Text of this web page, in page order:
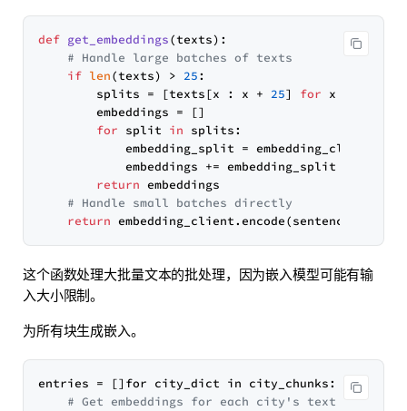
def get_embeddings(texts):
# Handle large batches of texts
if len(texts) > 25:
        splits = [texts[x : x +
25] for x
        embeddings = []
for split in splits:
embedding_split =
            embeddings += embedding_split
return embeddings
# Handle small batches directly
return
这个函数处理大批量文本的批处理，因为嵌入模型可能有输
入大小限制。
为所有块生成嵌入。
entries = []for city_dict in city_chunks:
# Get embeddings for each city's text chunks